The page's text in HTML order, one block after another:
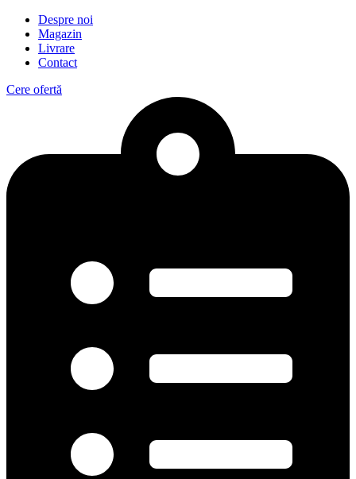
Despre noi
Magazin
Livrare
Contact
Cere ofertă